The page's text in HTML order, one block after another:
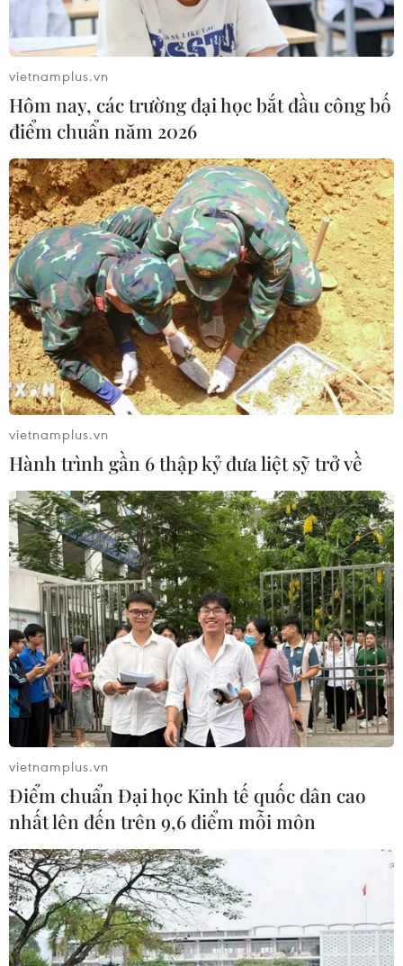
Trung Quốc uyên bố nước này đang không ngừng nỗ
lực để giải quyết vấn đề hạt nhân Triều Tiên sau khi
Tổng thống Mỹ cho rằng mặc dù Bắc Kinh đã cố gắng
nhưng vẫn không thể thuyết phục Bình Nhưỡng.
vietnamplus.vn
Hôm nay, các trường đại học bắt đầu công bố
điểm chuẩn năm 2026
vietnamplus.vn
Hành trình gần 6 thập kỷ đưa liệt sỹ trở về
vietnamplus.vn
Điểm chuẩn Đại học Kinh tế quốc dân cao
nhất lên đến trên 9,6 điểm mỗi môn